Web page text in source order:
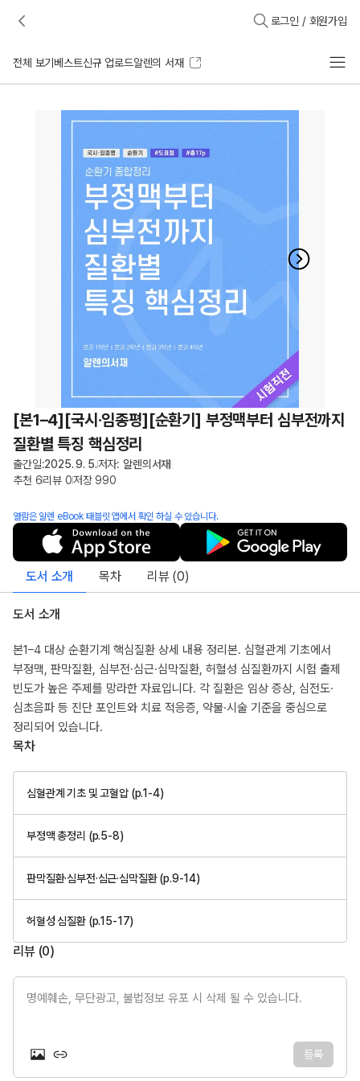
로그인 / 회원가입
전체 보기 베스트신규 업로드알렌의 서재
[본1–4][국시·임종평][순환기] 부정맥부터 심부전까지
질환별 특징 핵심정리
출간일:2025. 9. 5.저자: 알렌의서재
추천 6리뷰 0저장990
열람은 알렌 eBook 태블릿 앱에서 확인 하실 수 있습니다.
도서 소개 목차 리뷰 (0)
도서 소개
본1–4 대상 순환기계 핵심질환 상세 내용 정리본. 심혈관계 기초에서
부정맥, 판막질환, 심부전·심근·심막질환, 허혈성 심질환까지 시험 출제
빈도가 높은 주제를 망라한 자료입니다. 각 질환은 임상 증상, 심전도·
심초음파 등 진단 포인트와 치료 적응증, 약물·시술 기준을 중심으로
정리되어 있습니다.
목차
심혈관계 기초 및 고혈압 (p.1-4)
부정맥 총정리 (p.5-8)
판막질환·심부전·심근·심막질환 (p.9-14)
허혈성 심질환 (p.15-17)
리뷰 (0)
명예훼손, 무단광고, 불법정보 유포 시 삭제 될 수 있습니다.
등록